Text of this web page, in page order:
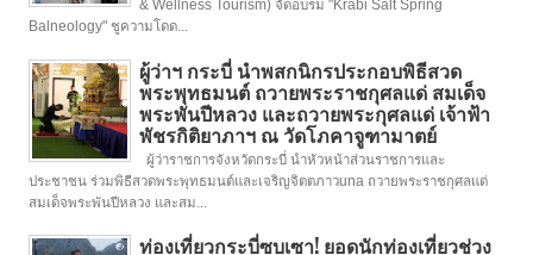
& Wellness Tourism) จัดอบรม "Krabi Salt Spring
Balneology" ชูความโดด...
ผู้ว่าฯ กระบี่ นำพสกนิกรประกอบพิธีสวด
พระพุทธมนต์ ถวายพระราชกุศลแด่ สมเด็จ
พระพันปีหลวง และถวายพระกุศลแด่ เจ้าฟ้า
พัชรกิติยาภาฯ ณ วัดโภคาจูฑามาตย์
ผู้ว่าราชการจังหวัดกระบี่ นำหัวหน้าส่วนราชการและ
ประชาชน ร่วมพิธีสวดพระพุทธมนต์และเจริญจิตตภาวuna ถวายพระราชกุศลแด่
สมเด็จพระพันปีหลวง และสม...
ท่องเที่ยวกระบี่ซบเซา! ยอดนักท่องเที่ยวช่วง